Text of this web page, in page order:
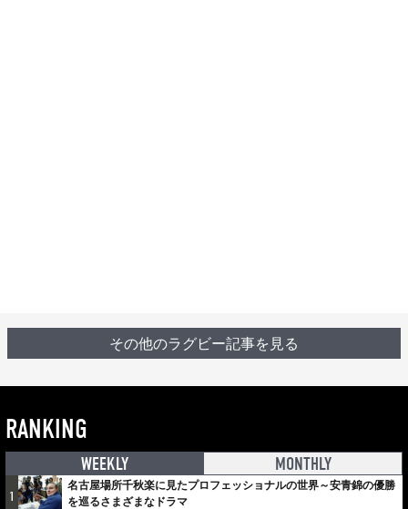
その他のラグビー記事を見る
RANKING
WEEKLY MONTHLY
1
名古屋場所千秋楽に見たプロフェッショナルの世界～安青錦の優勝
を巡るさまざまなドラマ